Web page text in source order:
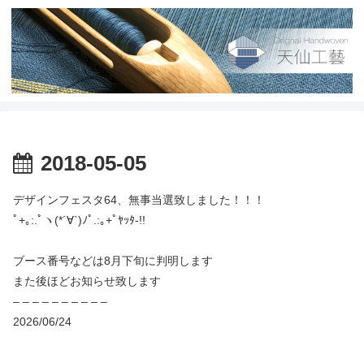
2018-05-05
デザインフェスタ64、無事当選致しました！！！
ﾟ+｡:.ﾟヽ(*´∀`)ﾉﾟ.:｡+ﾟﾔｯﾀ-!!
ブース番号などは8月下旬に判明します
また後ほどお知らせ致します
– – – – – – – – – –
2026/06/24